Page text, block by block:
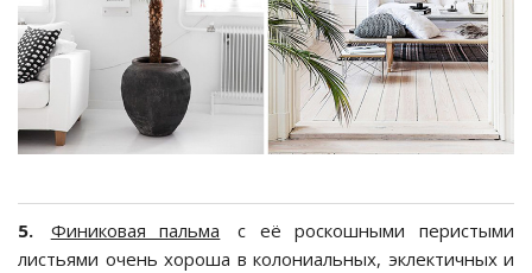
5. Финиковая пальма
с её роскошными перистыми
листьями очень хороша в колониальных, эклектичных и